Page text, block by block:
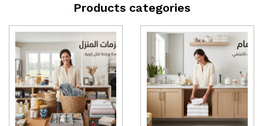
Products categories